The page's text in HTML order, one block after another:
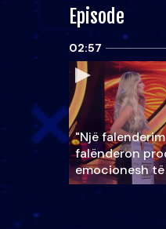
Episode
02:57
"Një
falënderon
emocionesh